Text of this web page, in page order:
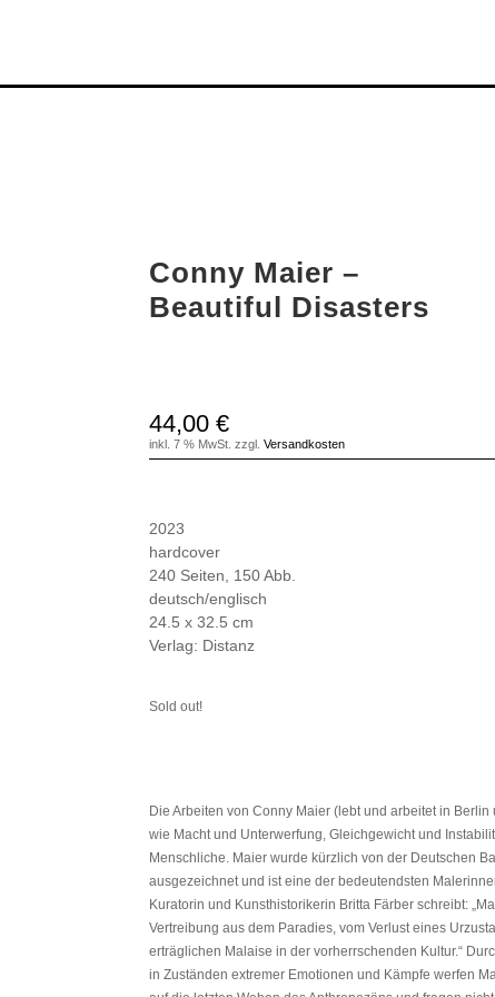
Conny Maier –
Beautiful Disasters
44,00€
inkl. 7 % MwSt. zzgl.Versandkosten
2023
hardcover
240 Seiten, 150 Abb.
deutsch/englisch
24.5 x 32.5 cm
Verlag: Distanz
Sold out!
Die Arbeiten von Conny Maier (lebt und arbeitet in
wie Macht und Unterwerfung, Gleichgewicht und
Menschliche. Maier wurde kürzlich von der Deutschen
ausgezeichnet und ist eine der bedeutendsten
Kuratorin und Kunsthistorikerin Britta Färber schreibt:
Vertreibung aus dem Paradies, vom Verlust eines
erträglichen Malaise in der vorherrschenden Kultur.“
in Zuständen extremer Emotionen und Kämpfe werfen